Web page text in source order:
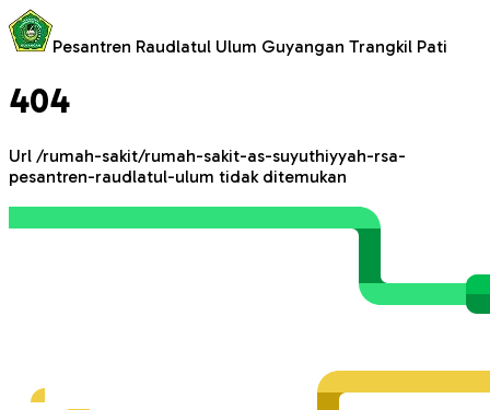
Pesantren Raudlatul Ulum Guyangan Trangkil Pati
404
Url /rumah-sakit/rumah-sakit-as-suyuthiyyah-rsa-
pesantren-raudlatul-ulum tidak ditemukan